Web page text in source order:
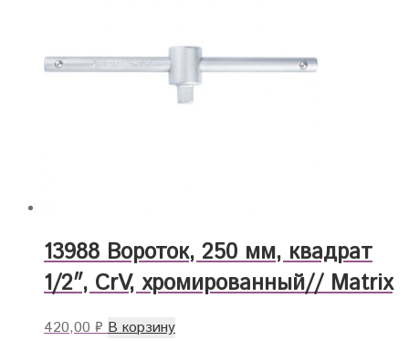
13988 Вороток, 250 мм, квадрат
1/2″, CrV, хромированный// Matrix
420,00₽ В корзину